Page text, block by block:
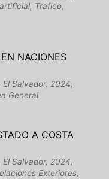
Trafico,
NACIONES
Salvador, 2024,
General
A COSTA
Salvador, 2024,
Exteriores,